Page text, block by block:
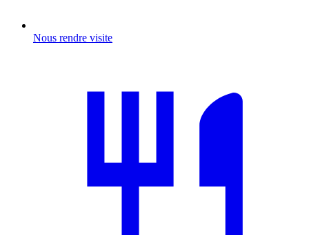
Nous rendre visite